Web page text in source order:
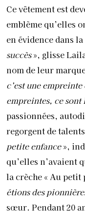
Ce vêtement est
emblème qu’elles
en évidence dans
succès», glisse
nom de leur
c’est une
empreintes, ce sont
passionnées,
regorgent de
petite enfance»,
qu’elles n’avaient
la crèche « Au petit
étions des
sœur. Pendant 20